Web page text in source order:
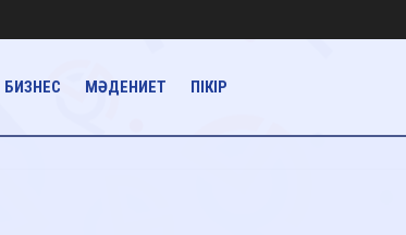
БИЗНЕС МӘДЕНИЕТ ПІКІР